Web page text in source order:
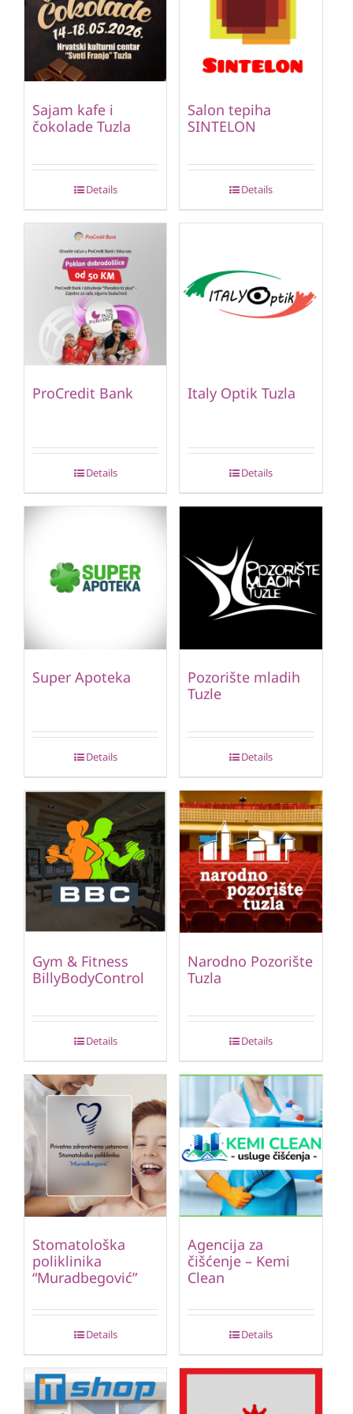
Sajam kafe i
čokolade Tuzla
Details
Salon tepiha
SINTELON
Details
ProCredit Bank
Details
Italy Optik Tuzla
Details
Super Apoteka
Details
Pozorište mladih
Tuzle
Details
Gym & Fitness
BillyBodyControl
Details
Narodno Pozorište
Tuzla
Details
Stomatološka
poliklinika
“Muradbegović”
Details
Agencija za
čišćenje – Kemi
Clean
Details